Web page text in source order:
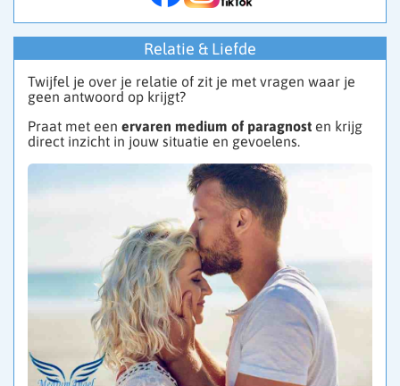
Relatie & Liefde
Twijfel je over je relatie of zit je met vragen waar je
geen antwoord op krijgt?
Praat met een ervaren medium of paragnost en krijg
direct inzicht in jouw situatie en gevoelens.